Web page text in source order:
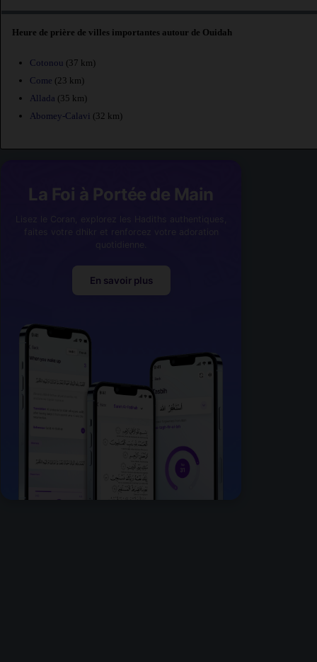
Heure de prière de villes importantes autour de Ouidah
Cotonou (37 km)
Come (23 km)
Allada (35 km)
Abomey-Calavi (32 km)
La Foi à Portée de Main
En savoir plus